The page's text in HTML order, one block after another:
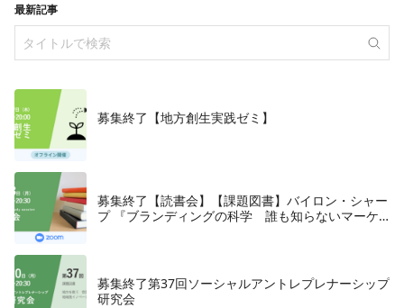
最新記事
募集終了【地方創生実践ゼミ】
募集終了【読書会】【課題図書】バイロン・シャー
プ 『ブランディングの科学 誰も知らないマーケ
募集終了第37回ソーシャルアントレプレナーシップ
研究会